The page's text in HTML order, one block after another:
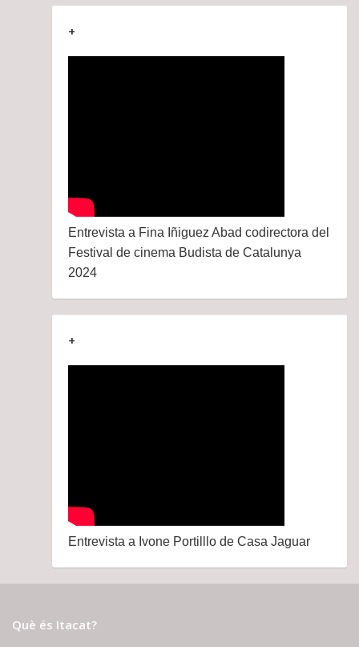
+
Entrevista a Fina Iñiguez Abad codirectora del
Festival de cinema Budista de Catalunya
2024
+
Entrevista a Ivone Portilllo de Casa Jaguar
Què és Itacat?